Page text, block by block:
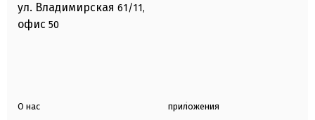
ул. Владимирская 61/11,
офис 50
О нас приложения